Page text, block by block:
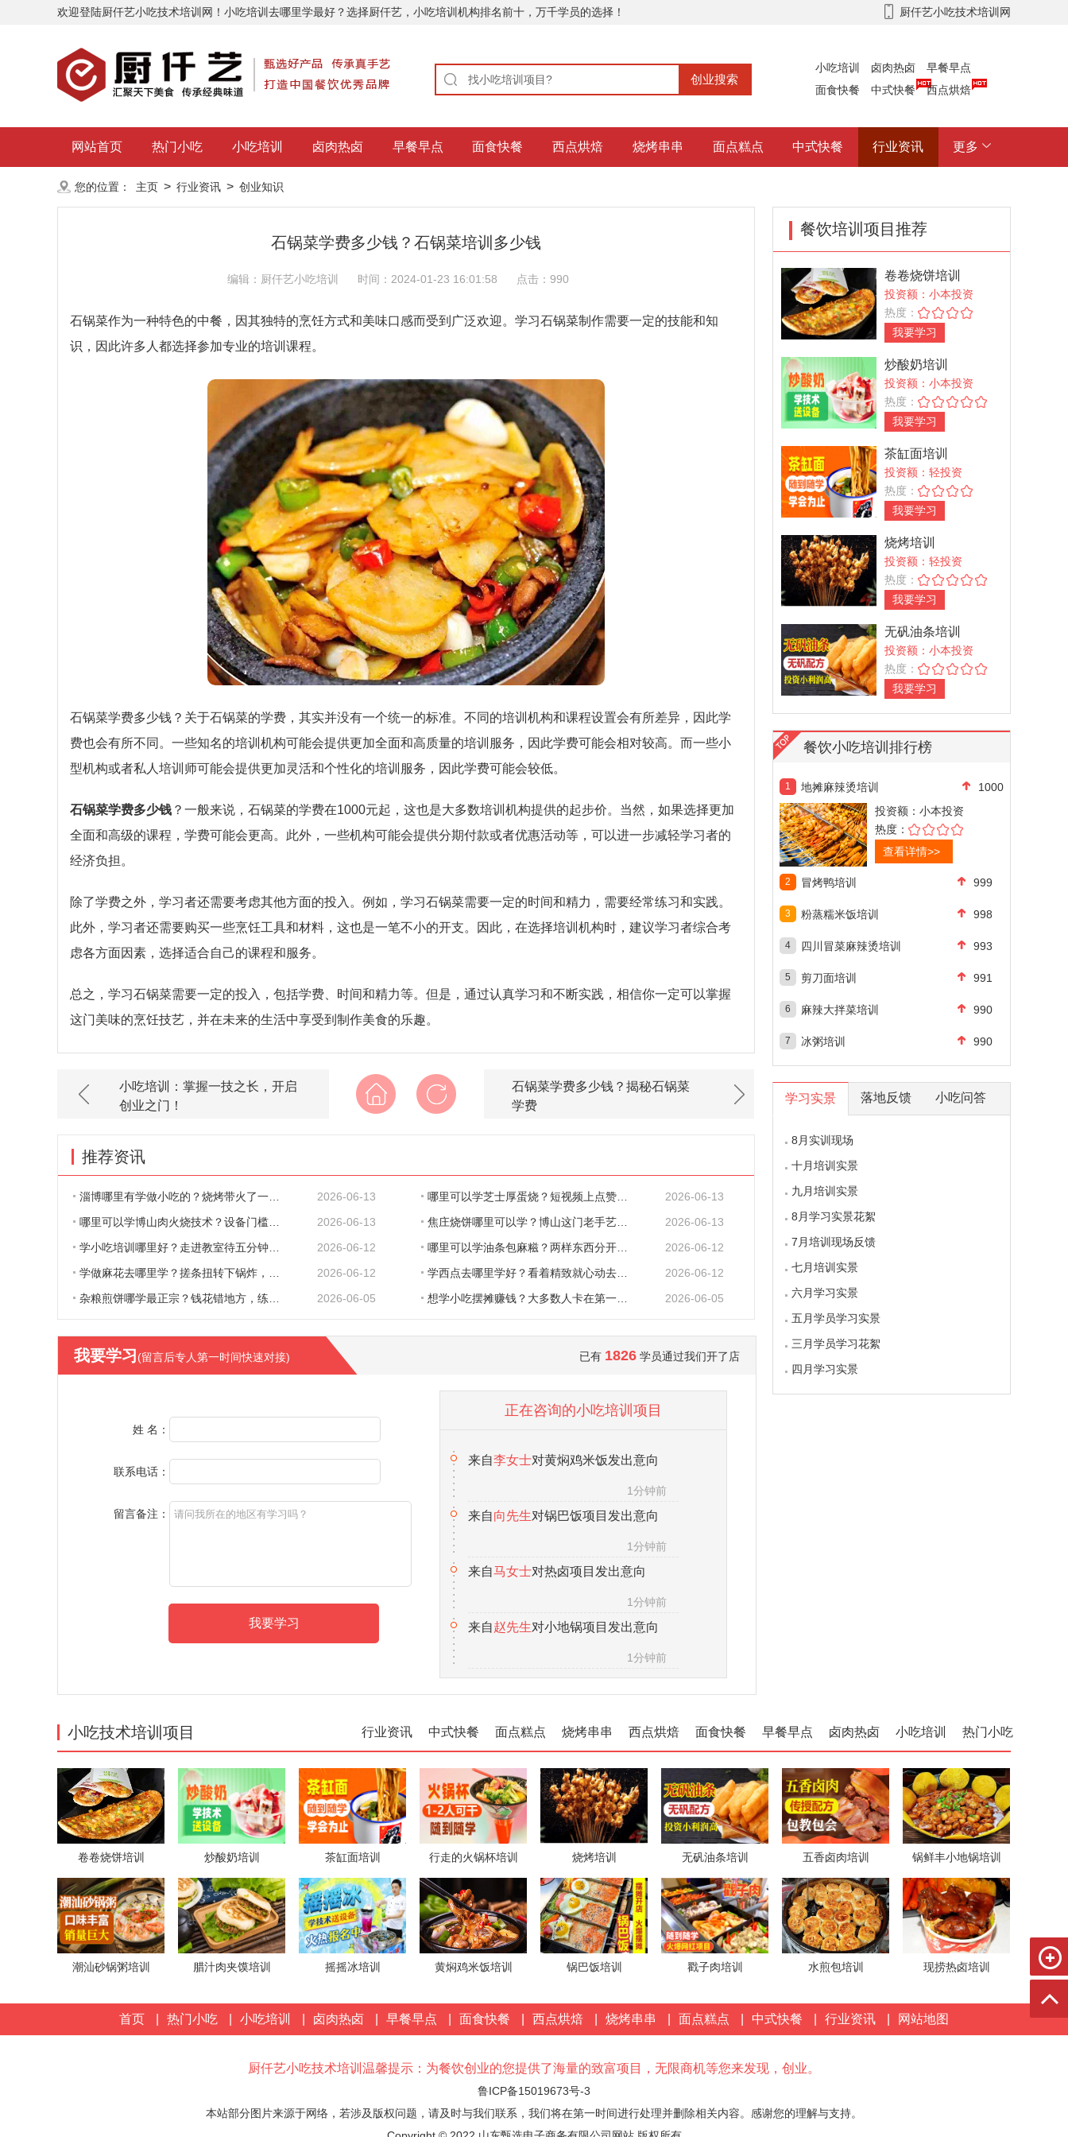
欢迎登陆厨仟艺小吃技术培训网！小吃培训去哪里学最好？选择厨仟艺，小吃培训机构排名前十，万千学员的选择！ 厨仟艺小吃技术培训网
小吃培训 卤肉热卤
早餐早点
面食快餐
中式快餐 西点烘焙
网站首页 热门小吃 小吃培训 卤肉热卤 早餐早点 面食快餐 西点烘焙 烧烤串串 面点糕点 中式快餐 行业资讯 更多
您的位置： 主页 > 行业资讯 > 创业知识
石锅菜学费多少钱？石锅菜培训多少钱
编辑：厨仟艺小吃培训 时间：2024-01-23 16:01:58 点击： 990
石锅菜作为一种特色的中餐，因其独特的烹饪方式和美味口感而受到广泛欢迎。学习石锅菜制作需要一定的技能和知
识，因此许多人都选择参加专业的培训课程。
石锅菜学费多少钱？关于石锅菜的学费，其实并没有一个统一的标准。不同的培训机构和课程设置会有所差异，因此学
费也会有所不同。一些知名的培训机构可能会提供更加全面和高质量的培训服务，因此学费可能会相对较高。而一些小
型机构或者私人培训师可能会提供更加灵活和个性化的培训服务，因此学费可能会较低。
石锅菜学费多少钱 ？一般来说，石锅菜的学费在1000元起，这也是大多数培训机构提供的起步价。当然，如果选择更加
全面和高级的课程，学费可能会更高。此外，一些机构可能会提供分期付款或者优惠活动等，可以进一步减轻学习者的
经济负担。
除了学费之外，学习者还需要考虑其他方面的投入。例如，学习石锅菜需要一定的时间和精力，需要经常练习和实践。
此外，学习者还需要购买一些烹饪工具和材料，这也是一笔不小的开支。因此，在选择培训机构时，建议学习者综合考
虑各方面因素，选择适合自己的课程和服务。
总之，学习石锅菜需要一定的投入，包括学费、时间和精力等。但是，通过认真学习和不断实践，相信你一定可以掌握
这门美味的烹饪技艺，并在未来的生活中享受到制作美食的乐趣。
小吃培训：掌握一技之长，开启
创业之门！
石锅菜学费多少钱？揭秘石锅菜
学费
推荐资讯
淄博哪里有学做小吃的？烧烤带火了一座城， 2026-06-13 哪里可以学芝士厚蛋烧？短视频上点赞几十万
2026-06-13
哪里可以学博山肉火烧技术？设备门槛低到离
2026-06-13 焦庄烧饼哪里可以学？博山这门老手艺，教的
2026-06-13
学小吃培训哪里好？走进教室待五分钟，靠不
2026-06-12 哪里可以学油条包麻糍？两样东西分开都会做
2026-06-12
学做麻花去哪里学？搓条扭转下锅炸，听起来
2026-06-12 学西点去哪里学好？看着精致就心动去学了，
2026-06-12
杂粮煎饼哪学最正宗？钱花错地方，练三个月
2026-06-05 想学小吃摆摊赚钱？大多数人卡在第一步就废 2026-06-05
我要学习 (留言后专人第一时间快速对接) 已有 1826 学员通过我们开了店
姓 名：
联系电话：
留言备注：
正在咨询的小吃培训项目
1分钟前
来自向先生对锅巴饭项目发出意向
1分钟前
来自马女士对热卤项目发出意向
1分钟前
来自赵先生对小地锅项目发出意向
1分钟前
来自徐先生对茶缸面项目发出意向
来自张女士对五香卤肉项目发出意向
1分钟前
来自 汪先生对冰粉水果杯项目发出意向
1分钟前
来自王先生 对金丝牛肉饼项目发出意向
1分钟前
来自 李女士 对黄焖鸡米饭发出意向
餐饮培训项目推荐
卷卷烧饼培训
投资额：小本投资
热度：
我要学习
炒酸奶培训
投资额：小本投资
热度：
我要学习
茶缸面培训
投资额：轻投资
热度：
我要学习
烧烤培训
投资额：轻投资
热度：
我要学习
无矾油条培训
投资额：小本投资
热度：
我要学习
餐饮小吃培训排行榜
1 地摊麻辣烫培训
1000
投资额： 小本投资
热度：
查看详情>>
2 冒烤鸭培训 999
3 粉蒸糯米饭培训 998
4 四川冒菜麻辣烫培训 993
5 剪刀面培训 991
6 麻辣大拌菜培训 990
7 冰粥培训 990
学习实景 落地反馈 小吃问答
8月实训现场
十月培训实景
九月培训实景
8月学习实景花絮
7月培训现场反馈
七月培训实景
六月学习实景
五月学员学习实景
三月学员学习花絮
四月学习实景
小吃技术培训项目 热门小吃
小吃培训
卤肉热卤
早餐早点
面食快餐
西点烘焙
烧烤串串
面点糕点
中式快餐
行业资讯
卷卷烧饼培训 炒酸奶培训 茶缸面培训 行走的火锅杯培训 烧烤培训 无矾油条培训 五香卤肉培训 锅鲜丰小地锅培训
潮汕砂锅粥培训 腊汁肉夹馍培训 摇摇冰培训 黄焖鸡米饭培训 锅巴饭培训 戳子肉培训 水煎包培训 现捞热卤培训
首页 热门小吃 小吃培训 卤肉热卤 早餐早点 面食快餐 西点烘焙 烧烤串串 面点糕点 中式快餐 行业资讯 网站地图
厨仟艺小吃技术培训温馨提示：为餐饮创业的您提供了海量的致富项目，无限商机等您来发现，创业。
鲁ICP备15019673号-3
本站部分图片来源于网络，若涉及版权问题，请及时与我们联系，我们将在第一时间进行处理并删除相关内容。感谢您的理解与支持。